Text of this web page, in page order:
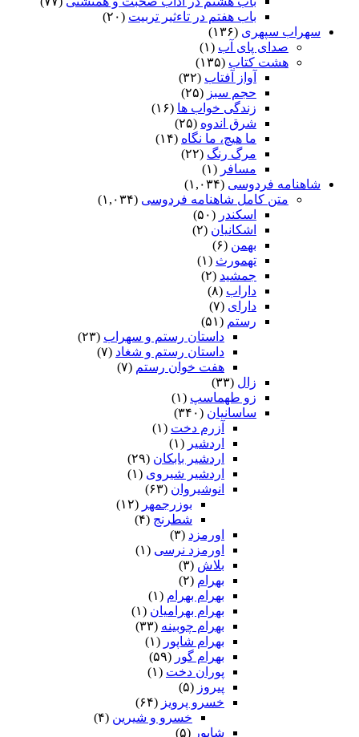
باب هفتم در تاءثیر تربیت (۲۰)
سهراب سپهری (۱۳۶)
صدای پای آب (۱)
هشت کتاب (۱۳۵)
آواز آفتاب (۳۲)
حجم سبز (۲۵)
زندگی خواب ها (۱۶)
شرق اندوه (۲۵)
ما هیچ، ما نگاه (۱۴)
مرگ رنگ (۲۲)
مسافر (۱)
شاهنامه فردوسی (۱,۰۳۴)
متن کامل شاهنامه فردوسی (۱,۰۳۴)
اسکندر (۵۰)
اشکانیان (۲)
بهمن (۶)
تهمورث (۱)
جمشید (۲)
داراب (۸)
دارای (۷)
رستم (۵۱)
داستان رستم و سهراب (۲۳)
داستان رستم و شغاد (۷)
هفت خوان رستم‏ (۷)
زال (۳۳)
زو طهماسپ‏ (۱)
ساسانیان (۳۴۰)
آزرم دخت (۱)
اردشیر (۱)
اردشیر بابکان (۲۹)
اردشیر شیروی (۱)
انوشیروان (۶۳)
بوزرجمهر (۱۲)
شطرنج (۴)
اورمزد (۳)
اورمزد نرسى‏ (۱)
بلاش (۳)
بهرام (۲)
بهرام بهرام (۱)
بهرام بهرامیان‏ (۱)
بهرام چوبینه (۳۳)
بهرام شاپور (۱)
بهرام گور (۵۹)
پوران دخت (۱)
پیروز (۵)
خسرو پرویز (۶۴)
خسرو و شیرین (۴)
شاپور (۵)